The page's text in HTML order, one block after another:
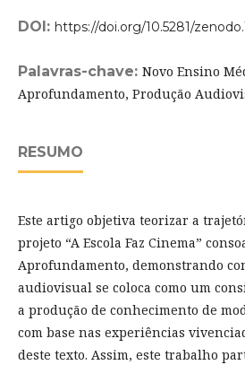
DOI: https://doi.org/10.5281/
Palavras-chave: Novo Ensino
Aprofundamento, Produção
RESUMO
Este artigo objetiva teorizar a
projeto “A Escola Faz Cinema”
Aprofundamento, demonstrando
audiovisual se coloca como um
a produção de conhecimento de
com base nas experiências
deste texto. Assim, este trabalho